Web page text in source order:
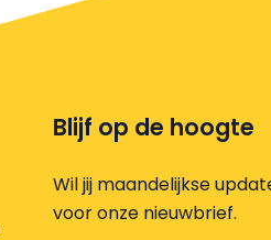
Blijf op de hoogte
Wil jij maandelijkse
voor onze nieuwbrief.